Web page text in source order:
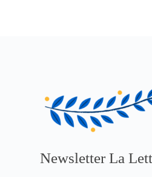
Newsletter La